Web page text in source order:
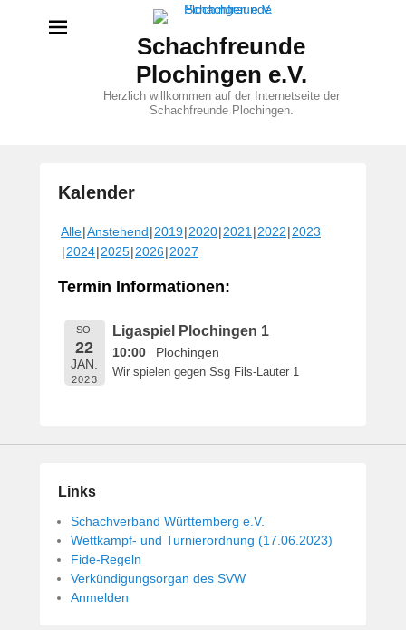
Schachfreunde
Plochingen e.V.
Herzlich willkommen auf der Internetseite der
Schachfreunde Plochingen.
Kalender
e
ö
a
m
1
4
.
M
Alle Anstehend 2019 2020 2021 2022 2023
2024 2025 2026 2027
Termin Informationen:
SO.
22
JAN.
2023
Ligaspiel Plochingen 1
10:00 Plochingen
Wir spielen gegen Ssg Fils-Lauter 1
Links
Schachverband Württemberg e.V.
Wettkampf- und Turnierordnung (17.06.2023)
Fide-Regeln
Verkündigungsorgan des SVW
Anmelden